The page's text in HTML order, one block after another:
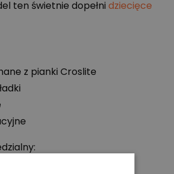
ten świetnie dopełni dziecięce
z pianki Croslite